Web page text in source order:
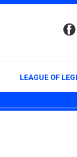
LEAGUE OF